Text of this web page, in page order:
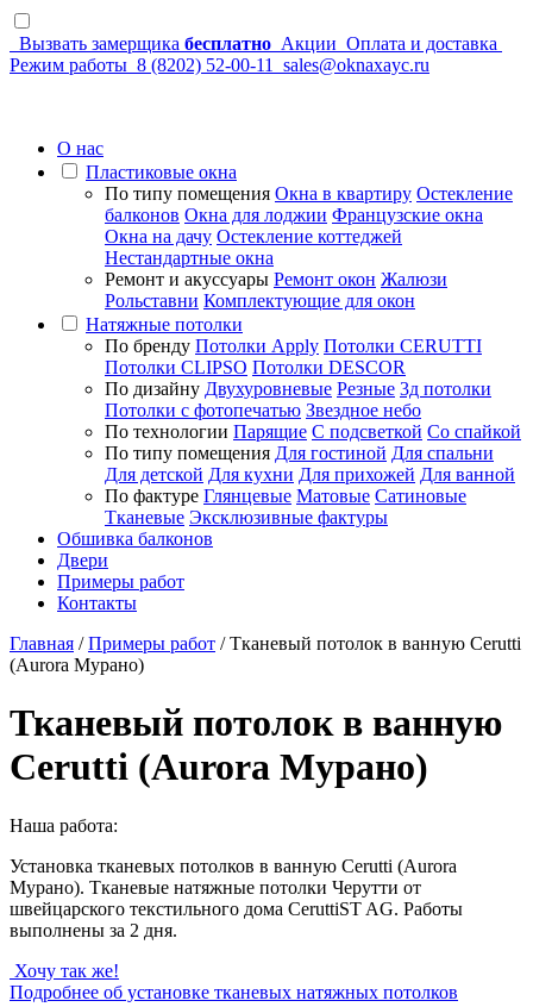
Вызвать замерщика бесплатно Акции Оплата и доставка
Режим работы 8 (8202) 52-00-11 sales@oknaxayc.ru
О нас
Пластиковые окна
По типу помещения Окна в квартиру Остекление
балконов Окна для лоджии Французские окна
Окна на дачу Остекление коттеджей
Нестандартные окна
Ремонт и акуссуары Ремонт окон Жалюзи
Рольставни Комплектующие для окон
Натяжные потолки
По бренду Потолки Apply Потолки CERUTTI
Потолки CLIPSO Потолки DESCOR
По дизайну Двухуровневые Резные 3д потолки
Потолки с фотопечатью Звездное небо
По технологии Парящие С подсветкой Со спайкой
По типу помещения Для гостиной Для спальни
Для детской Для кухни Для прихожей Для ванной
По фактуре Глянцевые Матовые Сатиновые
Тканевые Эксклюзивные фактуры
Обшивка балконов
Двери
Примеры работ
Контакты
Главная / Примеры работ / Тканевый потолок в ванную Сerutti
(Aurora Мурано)
Тканевый потолок в ванную
Сerutti (Aurora Мурано)
Наша работа:
Установка тканевых потолков в ванную Сerutti (Aurora
Мурано). Тканевые натяжные потолки Черутти от
швейцарского текстильного дома CeruttiST AG. Работы
выполнены за 2 дня.
Хочу так же!
Подробнее об установке тканевых натяжных потолков